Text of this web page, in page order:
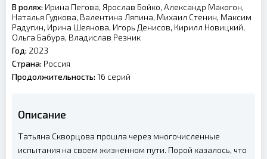
В ролях: Ирина Пегова, Ярослав Бойко, Александр Макогон,
Наталья Гудкова, Валентина Ляпина, Михаил Стенин, Максим
Радугин, Ирина Шеянова, Игорь Денисов, Кирилл Новицкий,
Ольга Бабура, Владислав Резник
Год: 2023
Страна: Россия
Продолжительность: 16 серий
Описание
Татьяна Скворцова прошла через многочисленные
испытания на своем жизненном пути. Порой казалось, что